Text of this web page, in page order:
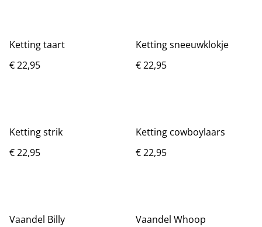
Ketting taart
€ 22,95
Ketting sneeuwklokje
€ 22,95
Ketting strik
€ 22,95
Ketting cowboylaars
€ 22,95
Vaandel Billy
Vaandel Whoop